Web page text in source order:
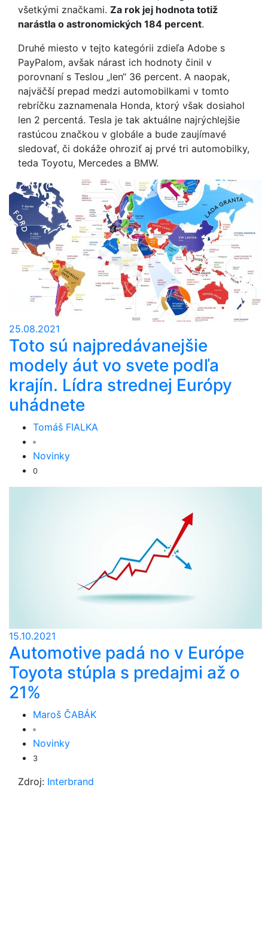
všetkými značkami. Za rok jej hodnota totiž
narástla o astronomických 184 percent.
Druhé miesto v tejto kategórii zdieľa Adobe s
PayPalom, avšak nárast ich hodnoty činil v
porovnaní s Teslou „len“ 36 percent. A naopak,
najväčší prepad medzi automobilkami v tomto
rebríčku zaznamenala Honda, ktorý však dosiahol
len 2 percentá. Tesla je tak aktuálne najrýchlejšie
rastúcou značkou v globále a bude zaujímavé
sledovať, či dokáže ohroziť aj prvé tri automobilky,
teda Toyotu, Mercedes a BMW.
25.08.2021
Toto sú najpredávanejšie
modely áut vo svete podľa
krajín. Lídra strednej Európy
uhádnete
Tomáš FIALKA
Novinky
0
15.10.2021
Automotive padá no v Európe
Toyota stúpla s predajmi až o
21%
Maroš ČABÁK
Novinky
3
Zdroj: Interbrand